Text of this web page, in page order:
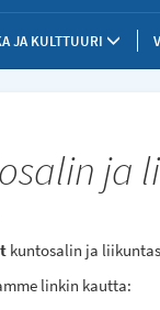
JA KULTTUURI
ja
kuntosalin ja
linkin kautta: